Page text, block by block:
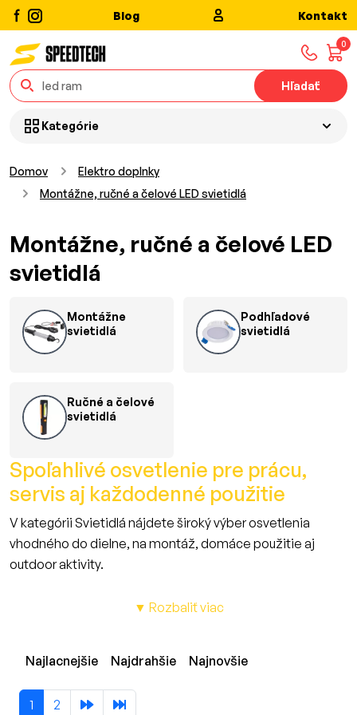
Blog Kontakt
0
Hľadať
Kategórie
Domov
Elektro doplnky
Montážne, ručné a čelové LED svietidlá
Montážne, ručné a čelové LED
svietidlá
Montážne
svietidlá
Podhľadové
svietidlá
Ručné a čelové
svietidlá
Spoľahlivé osvetlenie pre prácu,
servis aj každodenné použitie
V kategórii Svietidlá nájdete široký výber osvetlenia
vhodného do dielne, na montáž, domáce použitie aj
outdoor aktivity.
LED svietidlá aj praktické čelovky – všetko pre bezpečnú a
kompaktnými rozmermi a jednoduchým ovládaním.
Sú vhodné pre servisné práce, montáže, večerné aktivity
aj ako súčasť výbavy do auta či dielne.
▼ Rozbaliť viac
Najlacnejšie Najdrahšie Najnovšie
1 2